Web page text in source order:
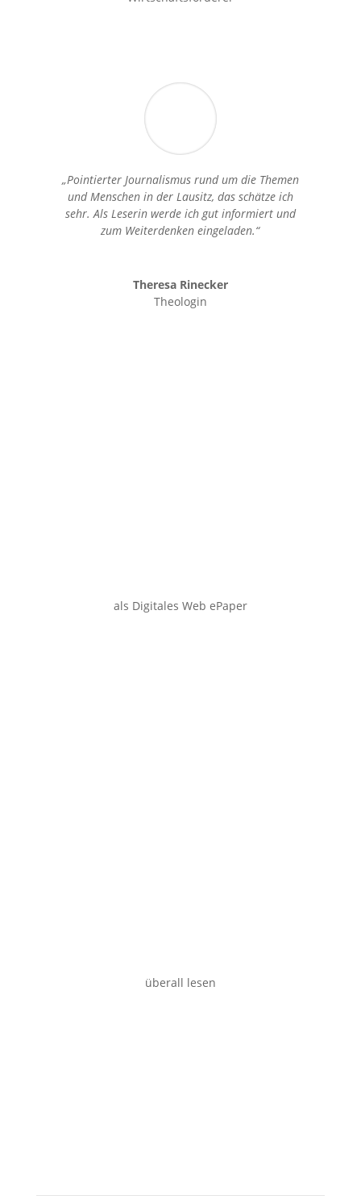
„Pointierter Journalismus rund um die Themen
und Menschen in der Lausitz, das schätze ich
sehr. Als Leserin werde ich gut informiert und
zum Weiterdenken eingeladen.“
Theresa Rinecker
Theologin
als Digitales Web ePaper
überall lesen